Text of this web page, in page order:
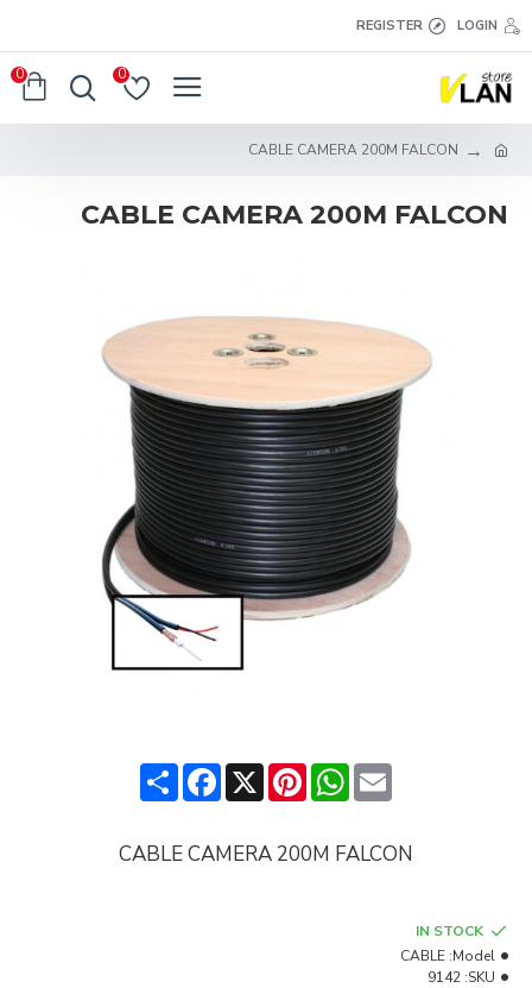
LOGIN
REGISTER
0
0
CABLE CAMERA 200M FALCON
CABLE CAMERA 200M FALCON
Share
Facebook X
Pinterest
WhatsAppEmail
CABLE CAMERA 200M FALCON
IN STOCK
Model:
CABLE
SKU:
9142